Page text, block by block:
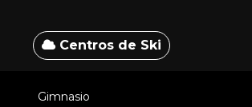
Centros de Ski
Gimnasio